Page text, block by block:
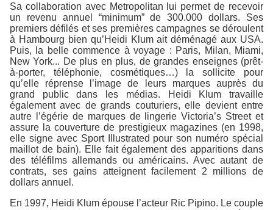
Sa collaboration avec Metropolitan lui permet de recevoir
un revenu annuel “minimum” de 300.000 dollars. Ses
premiers défilés et ses premières campagnes se déroulent
à Hambourg bien qu’Heidi Klum ait déménagé aux USA.
Puis, la belle commence à voyage : Paris, Milan, Miami,
New York... De plus en plus, de grandes enseignes (prêt-
à-porter, téléphonie, cosmétiques…) la sollicite pour
qu’elle réprense l’image de leurs marques auprès du
grand public dans les médias. Heidi Klum travaille
également avec de grands couturiers, elle devient entre
autre l’égérie de marques de lingerie Victoria’s Street et
assure la couverture de prestigieux magazines (en 1998,
elle signe avec Sport Illustrated pour son numéro spécial
maillot de bain). Elle fait également des apparitions dans
des téléfilms allemands ou américains. Avec autant de
contrats, ses gains atteignent facilement 2 millions de
dollars annuel.
En 1997, Heidi Klum épouse l’acteur Ric Pipino. Le couple